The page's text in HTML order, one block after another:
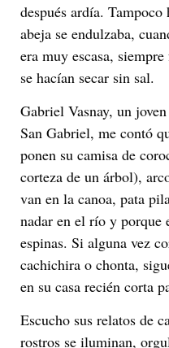
después ardía.
abeja se endulzaba,
era muy escasa,
se hacían secar sin sal.
Gabriel Vasnay, un
San Gabriel, me contó
ponen su camisa de
corteza de un árbol),
van en la canoa, pata
nadar en el río y porque
espinas. Si alguna vez
cachichira o chonta,
en su casa recién corta
Escucho sus relatos de
rostros se iluminan,